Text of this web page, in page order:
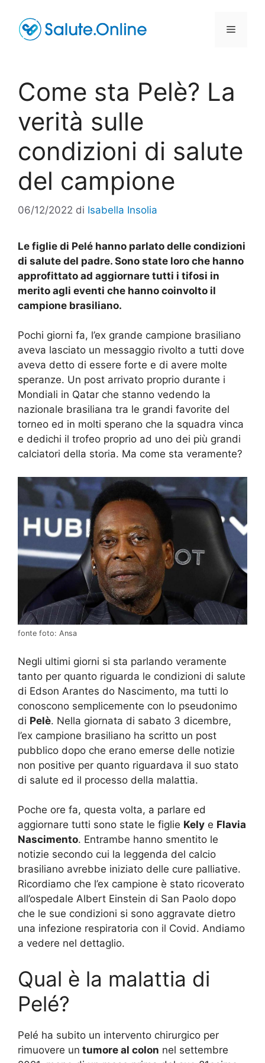
contenuto
Menu
Come sta Pelè? La
verità sulle
condizioni di salute
del campione
06/12/2022 di Isabella Insolia
Le figlie di Pelé hanno parlato delle condizioni
di salute del padre. Sono state loro che hanno
approfittato ad aggiornare tutti i tifosi in
merito agli eventi che hanno coinvolto il
campione brasiliano.
Pochi giorni fa, l’ex grande campione brasiliano
aveva lasciato un messaggio rivolto a tutti dove
aveva detto di essere forte e di avere molte
speranze. Un post arrivato proprio durante i
Mondiali in Qatar che stanno vedendo la
nazionale brasiliana tra le grandi favorite del
torneo ed in molti sperano che la squadra vinca
e dedichi il trofeo proprio ad uno dei più grandi
calciatori della storia. Ma come sta veramente?
fonte foto: Ansa
Negli ultimi giorni si sta parlando veramente
tanto per quanto riguarda le condizioni di salute
di Edson Arantes do Nascimento, ma tutti lo
conoscono semplicemente con lo pseudonimo
di Pelè. Nella giornata di sabato 3 dicembre,
l’ex campione brasiliano ha scritto un post
pubblico dopo che erano emerse delle notizie
non positive per quanto riguardava il suo stato
di salute ed il processo della malattia.
Poche ore fa, questa volta, a parlare ed
aggiornare tutti sono state le figlie Kely e Flavia
Nascimento. Entrambe hanno smentito le
notizie secondo cui la leggenda del calcio
brasiliano avrebbe iniziato delle cure palliative.
Ricordiamo che l’ex campione è stato ricoverato
all’ospedale Albert Einstein di San Paolo dopo
che le sue condizioni si sono aggravate dietro
una infezione respiratoria con il Covid. Andiamo
a vedere nel dettaglio.
Qual è la malattia di
Pelé?
Pelé ha subito un intervento chirurgico per
rimuovere un tumore al colon nel settembre